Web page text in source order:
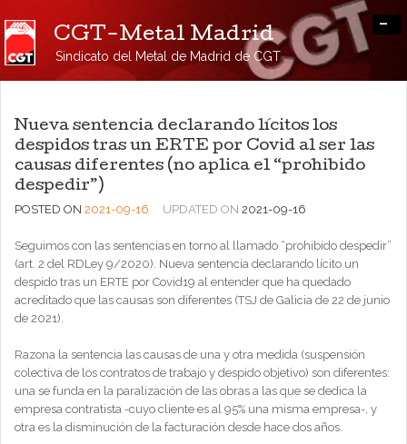
CGT-Metal Madrid
Sindicato del Metal de Madrid de CGT
-
Nueva sentencia declarando lícitos los
despidos tras un ERTE por Covid al ser las
causas diferentes (no aplica el “prohibido
despedir”)
POSTED ON 2021-09-16 UPDATED ON 2021-09-16
Seguimos con las sentencias en torno al llamado “prohibido despedir”
(art. 2 del RDLey 9/2020). Nueva sentencia declarando lícito un
despido tras un ERTE por Covid19 al entender que ha quedado
acreditado que las causas son diferentes (TSJ de Galicia de 22 de junio
de 2021).
Razona la sentencia las causas de una y otra medida (suspensión
colectiva de los contratos de trabajo y despido objetivo) son diferentes:
una se funda en la paralización de las obras a las que se dedica la
empresa contratista -cuyo cliente es al 95% una misma empresa-, y
otra es la disminución de la facturación desde hace dos años.